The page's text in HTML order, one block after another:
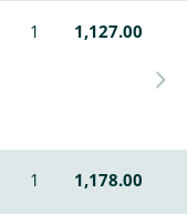
1 1,127.00
1 1,178.00